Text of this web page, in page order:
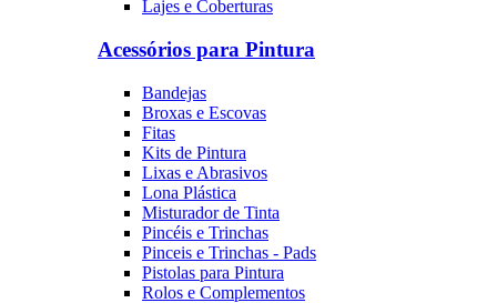
Lajes e Coberturas
Acessórios para Pintura
Bandejas
Broxas e Escovas
Fitas
Kits de Pintura
Lixas e Abrasivos
Lona Plástica
Misturador de Tinta
Pincéis e Trinchas
Pinceis e Trinchas - Pads
Pistolas para Pintura
Rolos e Complementos